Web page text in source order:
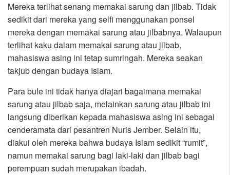
Mereka terlihat senang memakai sarung dan jilbab. Tidak
sedikit dari mereka yang selfi menggunakan ponsel
mereka dengan memakai sarung atau jilbabnya. Walaupun
terlihat kaku dalam memakai sarung atau jilbab,
mahasiswa asing ini tetap sumringah. Mereka seakan
takjub dengan budaya Islam.
Para bule ini tidak hanya diajari bagaimana memakai
sarung atau jilbab saja, melainkan sarung atau jilbab ini
langsung diberikan kepada mahasiswa asing ini sebagai
cenderamata dari pesantren Nuris Jember. Selain itu,
diakui oleh mereka bahwa budaya Islam sedikit “rumit”,
namun memakai sarung bagi laki-laki dan jilbab bagi
perempuan sudah merupakan ibadah.